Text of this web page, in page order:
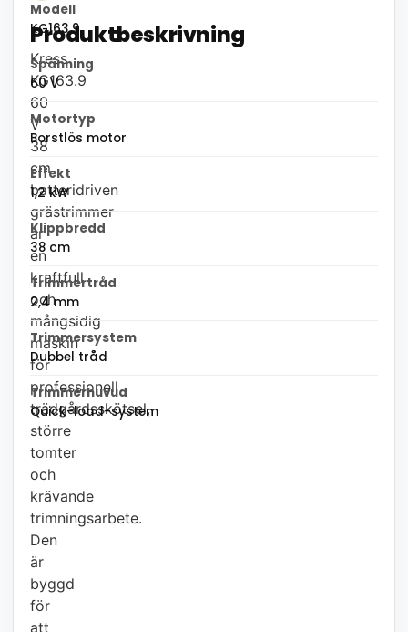
Produktbeskrivning
Kress
KG163.9
60
V
38
cm
batteridriven
grästrimmer
är
en
kraftfull
och
mångsidig
maskin
för
professionell
trädgårdsskötsel,
större
tomter
och
krävande
trimningsarbete.
Den
är
byggd
för
att
Modell
KG163.9
Spänning
60 V
Motortyp
Borstlös motor
Effekt
1,2 kW
Klippbredd
38 cm
Trimmertråd
2,4 mm
Trimmersystem
Dubbel tråd
Trimmerhuvud
Quick-load-system